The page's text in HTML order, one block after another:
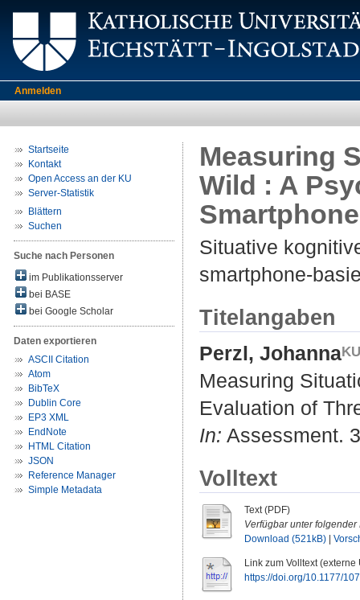
Anmelden
Startseite
Kontakt
Open Access an der KU
Server-Statistik
Blättern
Suchen
Suche nach Personen
im Publikationsserver
bei BASE
bei Google Scholar
Daten exportieren
ASCII Citation
Atom
BibTeX
Dublin Core
EP3 XML
EndNote
HTML Citation
JSON
Reference Manager
Simple Metadata
Measuring
Wild : A
Situative
smartphone-
Titelangaben
Perzl, Johanna
Measuring
Evaluation of
In: Assessment.
Volltext
Text (PDF)
Verfügbar unter folgender
Download (521kB)
Link zum Volltext (externe
https://doi.org/10.1177/